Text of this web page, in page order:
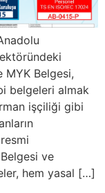
MYK Belgesi,
belgeleri almak
işçiliği gibi
ve
hem yasal […]